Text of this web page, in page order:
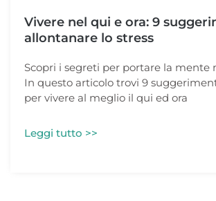
Vivere nel qui e ora: 9
allontanare lo stress
Scopri i segreti per portare la mente
In questo articolo trovi 9
per vivere al meglio il qui ed ora
Leggi tutto >>